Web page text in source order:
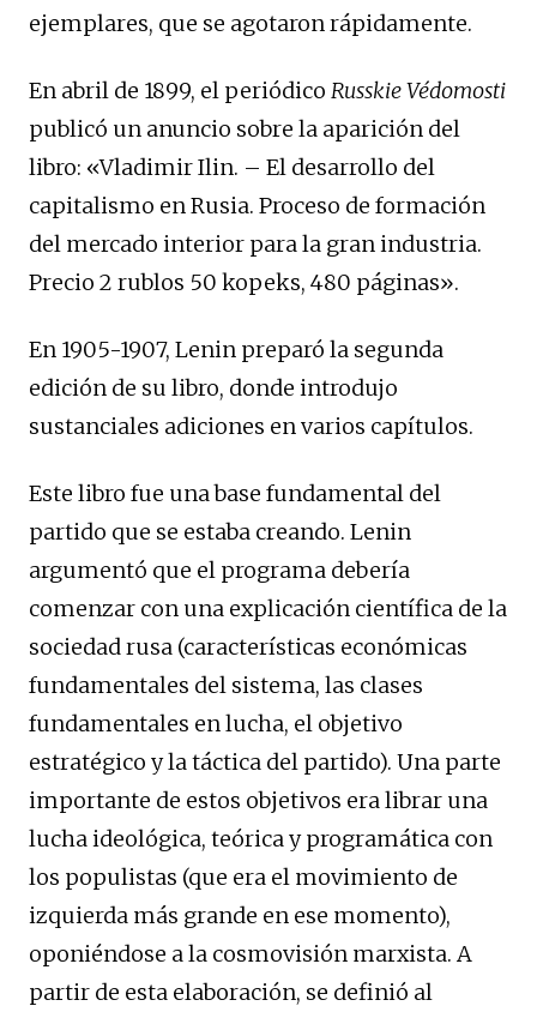
ejemplares, que se agotaron rápidamente.
En abril de 1899, el periódico Russkie Védomosti
publicó un anuncio sobre la aparición del
libro: «Vladimir Ilin. – El desarrollo del
capitalismo en Rusia. Proceso de formación
del mercado interior para la gran industria.
Precio 2 rublos 50 kopeks, 480 páginas».
En 1905-1907, Lenin preparó la segunda
edición de su libro, donde introdujo
sustanciales adiciones en varios capítulos.
Este libro fue una base fundamental del
partido que se estaba creando. Lenin
argumentó que el programa debería
comenzar con una explicación científica de la
sociedad rusa (características económicas
fundamentales del sistema, las clases
fundamentales en lucha, el objetivo
estratégico y la táctica del partido). Una parte
importante de estos objetivos era librar una
lucha ideológica, teórica y programática con
los populistas (que era el movimiento de
izquierda más grande en ese momento),
oponiéndose a la cosmovisión marxista. A
partir de esta elaboración, se definió al